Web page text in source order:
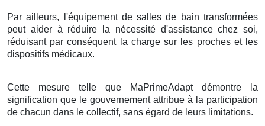
Par ailleurs, l'équipement de salles de bain transformées
peut aider à réduire la nécessité d'assistance chez soi,
réduisant par conséquent la charge sur les proches et les
dispositifs médicaux.
Cette mesure telle que MaPrimeAdapt démontre la
signification que le gouvernement attribue à la participation
de chacun dans le collectif, sans égard de leurs limitations.